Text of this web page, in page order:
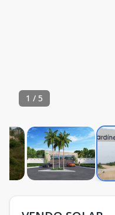
1 / 5